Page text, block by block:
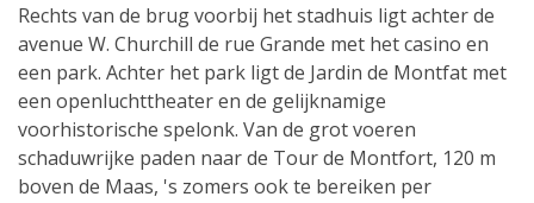
Rechts van de brug voorbij het stadhuis ligt achter de
avenue W. Churchill de rue Grande met het casino en
een park. Achter het park ligt de Jardin de Montfat met
een openluchttheater en de gelijknamige
voorhistorische spelonk. Van de grot voeren
schaduwrijke paden naar de Tour de Montfort, 120 m
boven de Maas, 's zomers ook te bereiken per